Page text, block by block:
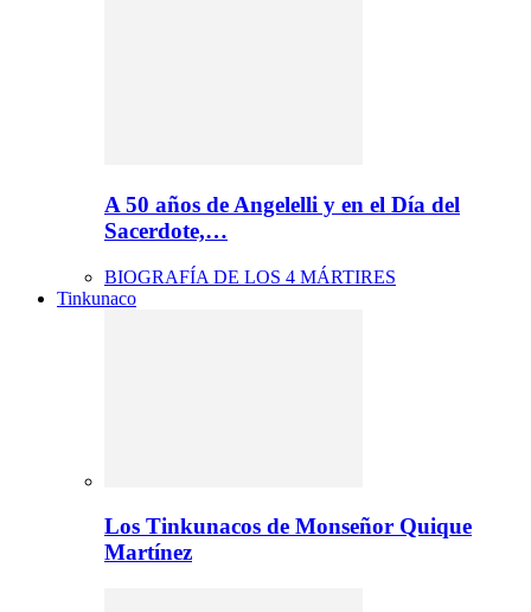
A 50 años de Angelelli y en el Día del
Sacerdote,…
BIOGRAFÍA DE LOS 4 MÁRTIRES
Tinkunaco
Los Tinkunacos de Monseñor Quique
Martínez